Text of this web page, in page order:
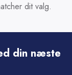
dit valg.
din næste